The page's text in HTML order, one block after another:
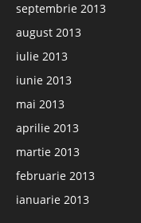
septembrie 2013
august 2013
iulie 2013
iunie 2013
mai 2013
aprilie 2013
martie 2013
februarie 2013
ianuarie 2013